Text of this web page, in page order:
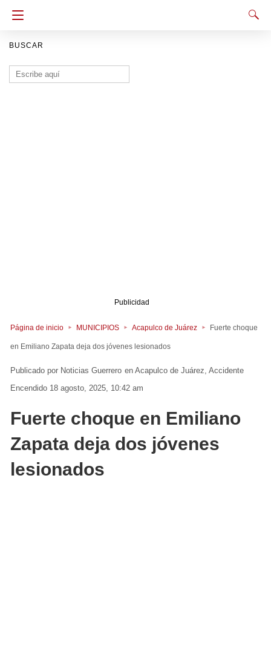
BUSCAR
Buscar:
Publicidad
Página de inicio MUNICIPIOS Acapulco de Juárez Fuerte choque
en Emiliano Zapata deja dos jóvenes lesionados
Noticias Guerrero en Acapulco de Juárez Accidente
Encendido 18 agosto, 2025, 10:42 am
Fuerte choque en Emiliano
Zapata deja dos jóvenes
lesionados